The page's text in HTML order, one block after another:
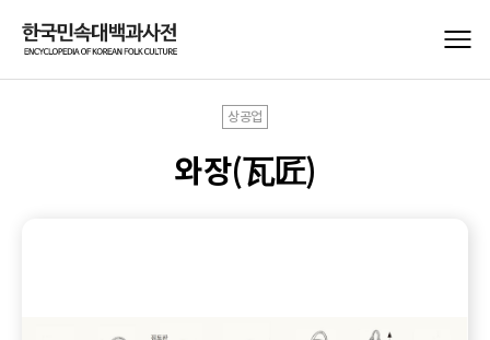
상공업
와장(瓦匠)